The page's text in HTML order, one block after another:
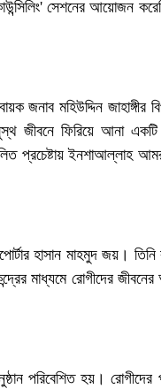
সেশনের আয়োজন
জনাব মহিউদ্দিন জাহাঙ্গীর
জীবনে ফিরিয়ে আনা
প্রচেষ্টায় ইনশাআল্লাহ
হাসান মাহমুদ জয়। তিনি
মাধ্যমে রোগীদের
পরিবেশিত হয়।